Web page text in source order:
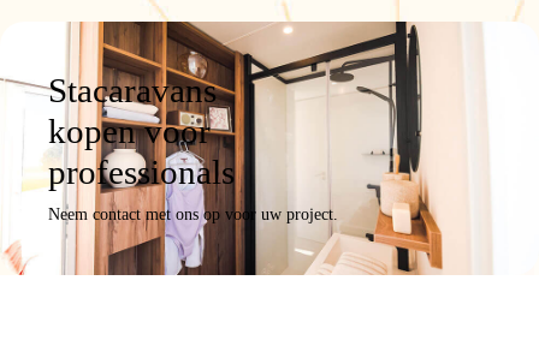
Stacaravans
kopen voor
professionals
Neem contact met ons op voor uw project.